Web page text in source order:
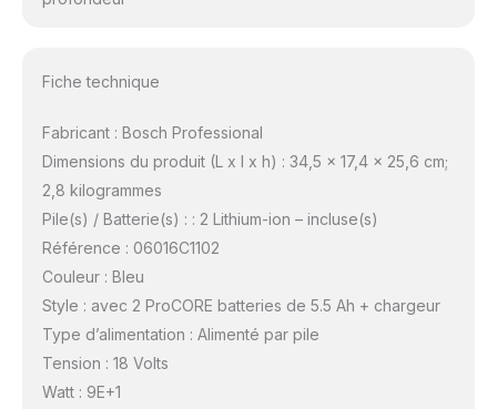
Fiche technique
Fabricant : Bosch Professional
Dimensions du produit (L x l x h) : 34,5 x 17,4 x 25,6 cm;
2,8 kilogrammes
Pile(s) / Batterie(s) : : 2 Lithium-ion – incluse(s)
Référence : 06016C1102
Couleur : Bleu
Style : avec 2 ProCORE batteries de 5.5 Ah + chargeur
Type d’alimentation : Alimenté par pile
Tension : 18 Volts
Watt : 9E+1